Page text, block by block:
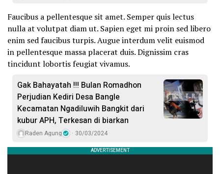
Faucibus a pellentesque sit amet. Semper quis lectus
nulla at volutpat diam ut. Sapien eget mi proin sed libero
enim sed faucibus turpis. Augue interdum velit euismod
in pellentesque massa placerat duis. Dignissim cras
tincidunt lobortis feugiat vivamus.
Gak Bahayatah !!! Bulan Romadhon
Perjudian Kediri Desa Bangle
Kecamatan Ngadiluwih Bangkit dari
kubur APH, Terkesan di biarkan
Raden Agung 30/03/2024